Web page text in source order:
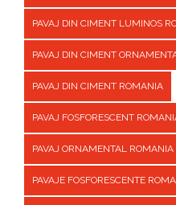
PAVAJ DIN CIMENT LUMINOS
PAVAJ DIN CIMENT
PAVAJ DIN CIMENT ROMANIA
PAVAJ FOSFORESCENT
PAVAJ ORNAMENTAL ROMANIA
PAVAJE FOSFORESCENTE